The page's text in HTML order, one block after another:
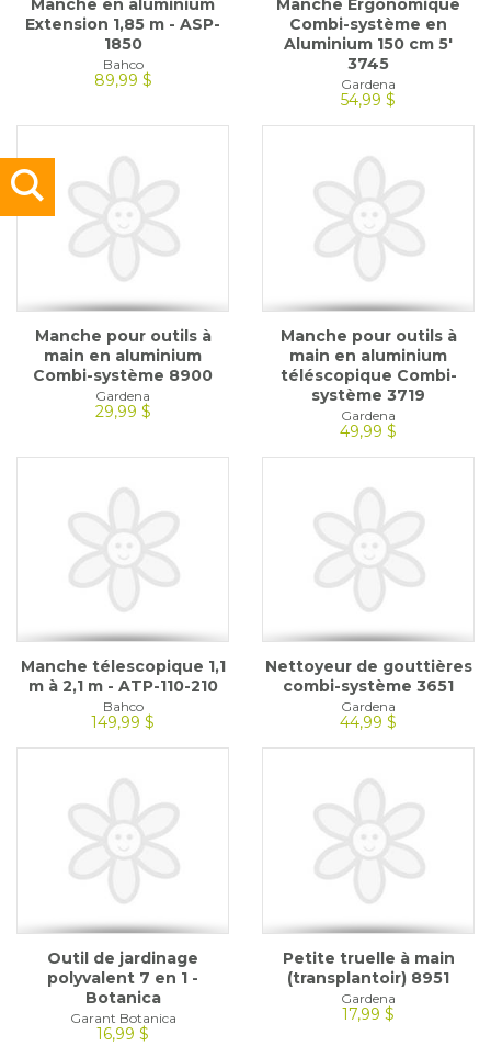
Manche en aluminium
Extension 1,85 m - ASP-
1850
Bahco
89,99 $
Manche Ergonomique
Combi-système en
Aluminium 150 cm 5'
3745
Gardena
54,99 $
Manche pour outils à
main en aluminium
Combi-système 8900
Gardena
29,99 $
Manche pour outils à
main en aluminium
téléscopique Combi-
système 3719
Gardena
49,99 $
Manche télescopique 1,1
m à 2,1 m - ATP-110-210
Bahco
149,99 $
Nettoyeur de gouttières
combi-système 3651
Gardena
44,99 $
Outil de jardinage
polyvalent 7 en 1 -
Botanica
Garant Botanica
16,99 $
Petite truelle à main
(transplantoir) 8951
Gardena
17,99 $